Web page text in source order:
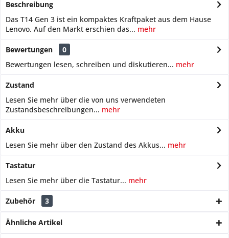
Beschreibung
Das T14 Gen 3 ist ein kompaktes Kraftpaket aus dem Hause
Lenovo. Auf den Markt erschien das... mehr
Bewertungen
0
Bewertungen lesen, schreiben und diskutieren... mehr
Zustand
Lesen Sie mehr über die von uns verwendeten
Zustandsbeschreibungen... mehr
Akku
Lesen Sie mehr über den Zustand des Akkus... mehr
Tastatur
Lesen Sie mehr über die Tastatur... mehr
Zubehör 3
Ähnliche Artikel